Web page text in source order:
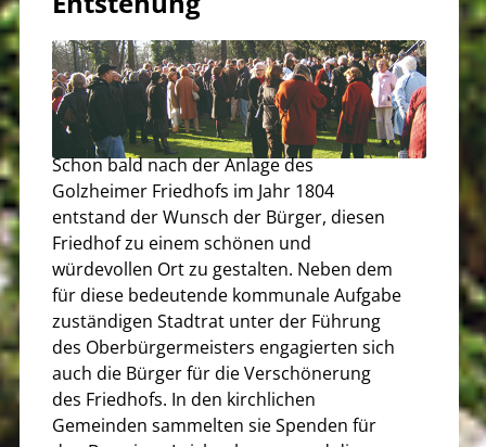
Schon bald nach der Anlage des
Golzheimer Friedhofs im Jahr 1804
entstand der Wunsch der Bürger, diesen
Friedhof zu einem schönen und
würdevollen Ort zu gestalten. Neben dem
für diese bedeutende kommunale Aufgabe
zuständigen Stadtrat unter der Führung
des Oberbürgermeisters engagierten sich
auch die Bürger für die Verschönerung
des Friedhofs. In den kirchlichen
Gemeinden sammelten sie Spenden für